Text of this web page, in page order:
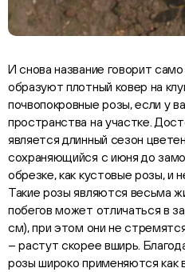
И снова название говорит
образуют плотный ковер на
почвопокровные розы, если у
пространства на участке.
является длинный сезон
сохраняющийся с июня до
обрезке, как кустовые розы, и
Такие розы являются весьма
побегов может отличаться в
см), при этом они не
– растут скорее вширь.
розы широко применяются как